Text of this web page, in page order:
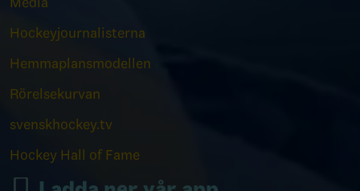
Hockeyjournalisterna
Hemmaplansmodellen
Rörelsekurvan
svenskhockey.tv
Hockey Hall of Fame